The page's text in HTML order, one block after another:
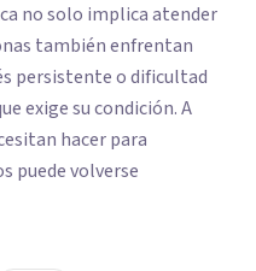
no solo implica atender
también enfrentan
persistente o dificultad
exige su condición. A
hacer para
puede volverse